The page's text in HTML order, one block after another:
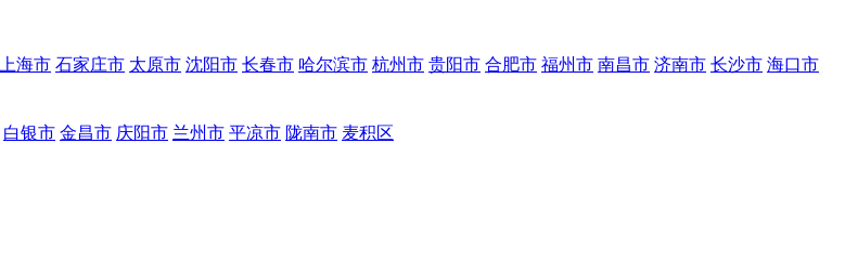
上海市 石家庄市 太原市 沈阳市 长春市 哈尔滨市 杭州市 贵阳市 合肥市 福州市 南昌市 济南市 长沙市 海口市
白银市 金昌市 庆阳市 兰州市 平凉市 陇南市 麦积区